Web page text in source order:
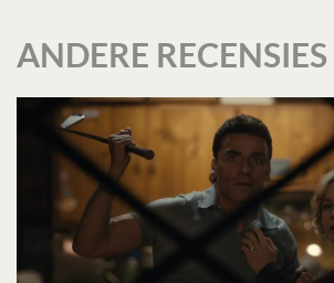
ANDERE RECENSIES